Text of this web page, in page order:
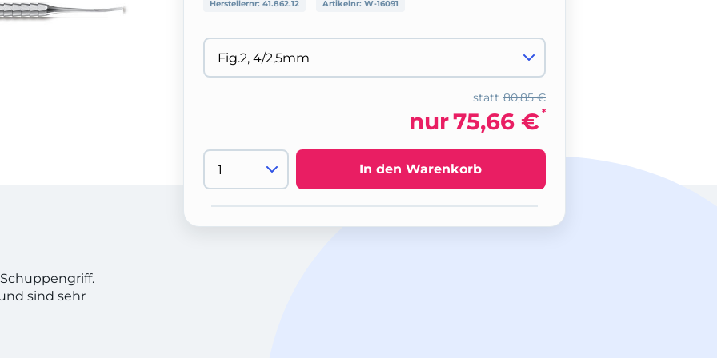
sind sehr
Herstellernr: 41.862.12 Artikelnr: W-16091
80,85 €
statt
nur75,66 € *
In den Warenkorb